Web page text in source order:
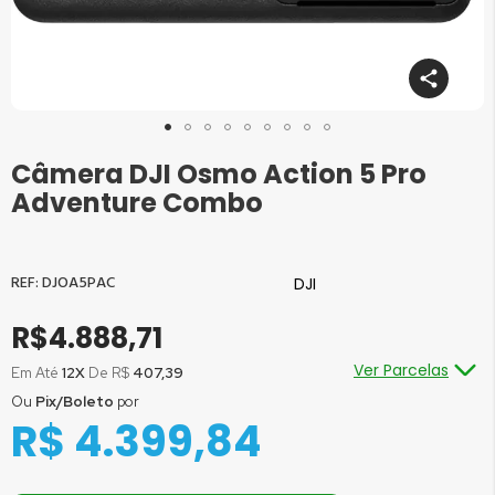
Câmera DJI Osmo Action 5 Pro
Adventure Combo
DJOA5PAC DJI
R$4.888,71
Em Até 12X De R$ 407,39 Ver Parcelas
Ou em até1xde R$
Ou em até2xde R$2.444,36sem juros
R$ 4.399,84
Ou Pix/Boleto por
Saltar
para
o
Galeria
imagens